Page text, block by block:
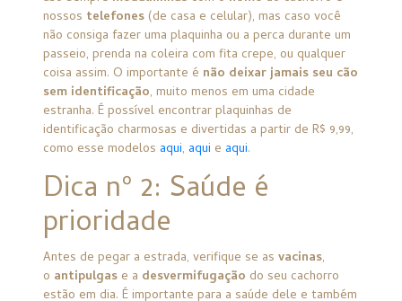
nossos telefones (de casa e celular), mas caso você
não consiga fazer uma plaquinha ou a perca durante um
passeio, prenda na coleira com fita crepe, ou qualquer
coisa assim. O importante é não deixar jamais seu cão
sem identificação, muito menos em uma cidade
estranha. É possível encontrar plaquinhas de
identificação charmosas e divertidas a partir de R$ 9,99,
como esse modelosaqui,aqui eaqui.
Dica nº 2: Saúde é
prioridade
Antes de pegar a estrada, verifique se asvacinas,
o antipulgas e a desvermifugação do seu cachorro
estão em dia. É importante para a saúde dele e também